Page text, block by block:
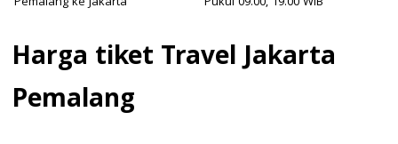
Harga tiket Travel Jakarta
Pemalang